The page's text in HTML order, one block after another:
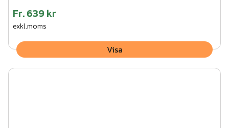
Fr.639 kr
exkl.moms
Visa